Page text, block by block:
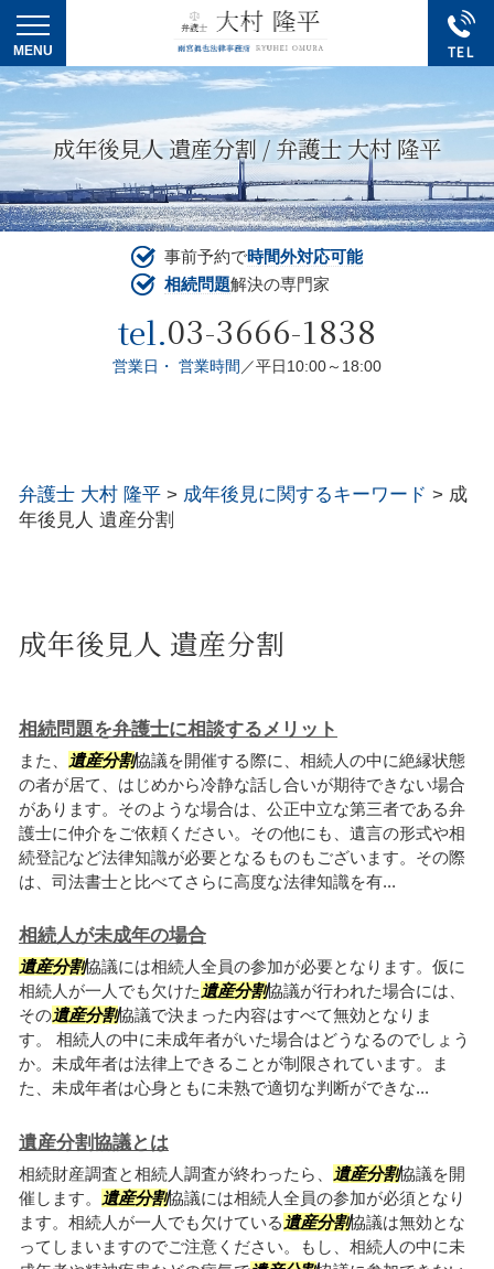
成年後見人 遺産分割 / 弁護士 大村 隆平
事前予約で時間外対応可能
相続問題解決の専門家
tel.03-3666-1838
営業日・ 営業時間 ／平日10:00～18:00
弁護士 大村 隆平 > 成年後見に関するキーワード > 成
年後見人 遺産分割
成年後見人 遺産分割
相続問題を弁護士に相談するメリット
また、 遺産分割協議を開催する際に、相続人の中に絶縁状態
の者が居て、はじめから冷静な話し合いが期待できない場合
があります。そのような場合は、公正中立な第三者である弁
護士に仲介をご依頼ください。その他にも、遺言の形式や相
続登記など法律知識が必要となるものもございます。その際
は、司法書士と比べてさらに高度な法律知識を有...
相続人が未成年の場合
遺産分割協議には相続人全員の参加が必要となります。仮に
相続人が一人でも欠けた 遺産分割協議が行われた場合には、
その遺産分割協議で決まった内容はすべて無効となりま
す。 相続人の中に未成年者がいた場合はどうなるのでしょう
か。未成年者は法律上できることが制限されています。ま
た、未成年者は心身ともに未熟で適切な判断ができな...
遺産分割協議とは
相続財産調査と相続人調査が終わったら、 遺産分割協議を開
催します。
遺産分割協議には相続人全員の参加が必須となり
ます。相続人が一人でも欠けている 遺産分割協議は無効とな
ってしまいますのでご注意ください。もし、相続人の中に未